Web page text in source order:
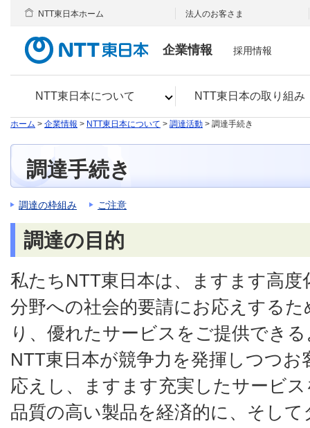
企業情報
NTT東日本について NTT東日本の取り組み
NTT東日本ホーム 法人のお客さま
採用情報
ホーム > 企業情報 > NTT東日本について > 調達活動 > 調達手続き
調達手続き
調達の枠組み ご注意
調達の目的
私たちNTT東日本は、ますます高度
分野への社会的要請にお応えする
り、優れたサービスをご提供でき
NTT東日本が競争力を発揮しつつ
応えし、ますます充実したサービ
品質の高い製品を経済的に、そし